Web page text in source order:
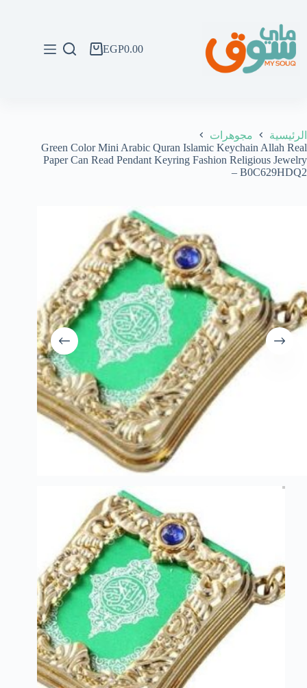
المحتوى
عربةEGP0.00
الرئيسية
مجوهرات
Green Color Mini Arabic Quran Islamic Keychain Allah Real
Paper Can Read Pendant Keyring Fashion Religious Jewelry
– B0C629HDQ2